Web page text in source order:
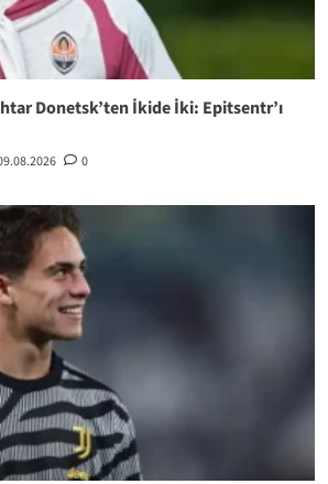
Donetsk’ten İkide İki: Epitsentr’ı
0